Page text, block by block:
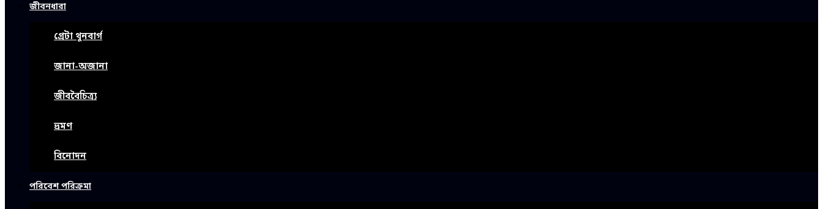
জীবনধারা
গ্রেটা থুনবার্গ
জানা-অজানা
জীববৈচিত্র্য
ভ্রমণ
বিনোদন
পরিবেশ পরিক্রমা